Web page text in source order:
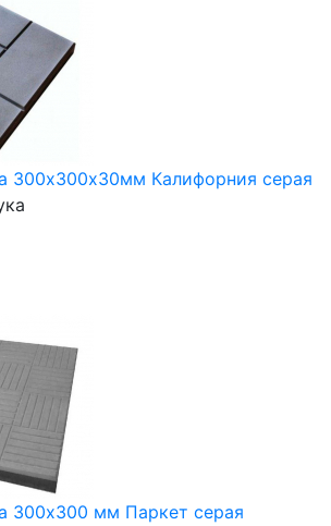
300х300х30мм Калифорния серая
300х300 мм Паркет серая